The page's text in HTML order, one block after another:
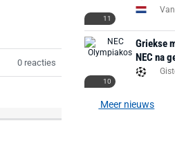
0 reacties
11
10
Griekse
NEC na
Meer nieuws